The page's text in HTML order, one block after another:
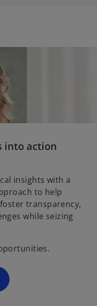
into action
insights with a
to help
transparency,
while seizing